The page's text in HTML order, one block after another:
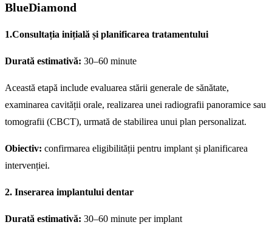
BlueDiamond
1.Consultația inițială și planificarea tratamentului
Durată estimativă: 30–60 minute
Această etapă include evaluarea stării generale de sănătate,
examinarea cavității orale, realizarea unei radiografii panoramice sau
tomografii (CBCT), urmată de stabilirea unui plan personalizat.
Obiectiv: confirmarea eligibilității pentru implant și planificarea
intervenției.
2. Inserarea implantului dentar
Durată estimativă: 30–60 minute per implant